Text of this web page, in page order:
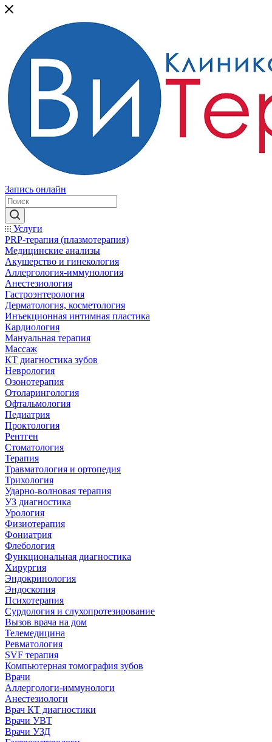
Запись онлайн
Услуги
PRP-терапия (плазмотерапия)
Медицинские анализы
Акушерство и гинекология
Аллергология-иммунология
Анестезиология
Гастроэнтерология
Дерматология, косметология
Инъекционная интимная пластика
Кардиология
Мануальная терапия
Массаж
КТ диагностика зубов
Неврология
Озонотерапия
Отоларингология
Офтальмология
Педиатрия
Проктология
Рентген
Стоматология
Терапия
Травматология и ортопедия
Трихология
Ударно-волновая терапия
УЗ диагностика
Урология
Физиотерапия
Фониатрия
Флебология
Функциональная диагностика
Хирургия
Эндокринология
Эндоскопия
Психотерапия
Сурдология и слухопротезирование
Вызов врача на дом
Телемедицина
Ревматология
SVF терапия
Компьютерная томография зубов
Врачи
Аллергологи-иммунологи
Анестезиологи
Врач КТ диагностики
Врачи УВТ
Врачи УЗД